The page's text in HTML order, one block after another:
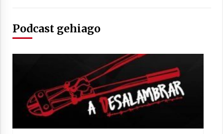
Berria egunkarian elkarrizketa
2021/07/06
Hala Bedi irratiko Hizpidea saioan
Arrosaren 20 urteez
2021/07/03
Podcast gehiago